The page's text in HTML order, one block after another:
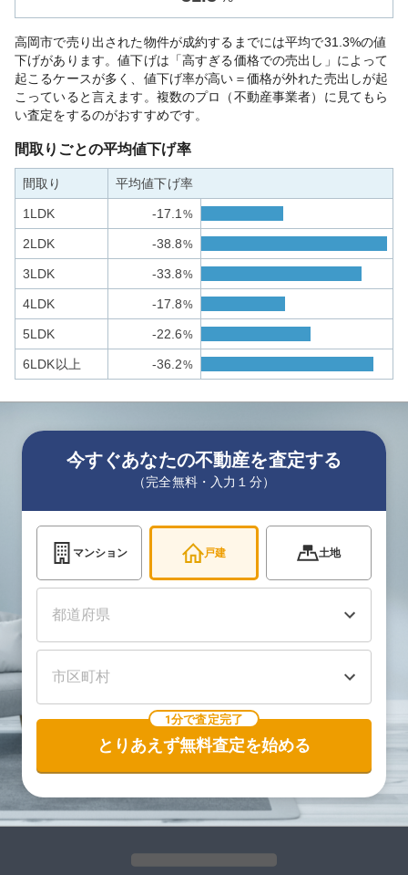
高岡市で売り出された物件が成約するまでには平均で31.3%の値
下げがあります。値下げは「高すぎる価格での売出し」によって
起こるケースが多く、値下げ率が高い＝価格が外れた売出しが起
こっていると言えます。複数のプロ（不動産事業者）に見てもら
い査定をするのがおすすめです。
間取りごとの平均値下げ率
間取り 平均値下げ率
1LDK -17.1 %
2LDK -38.8%
3LDK -33.8%
4LDK -17.8%
5LDK -22.6%
6LDK以上 -36.2%
今すぐあなたの不動産を査定する
（完全無料・入力１分）
マンション 戸建 土地
1分で査定完了
とりあえず無料査定を始める